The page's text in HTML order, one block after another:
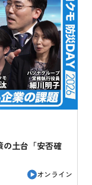
の土台「安否確
オンライン